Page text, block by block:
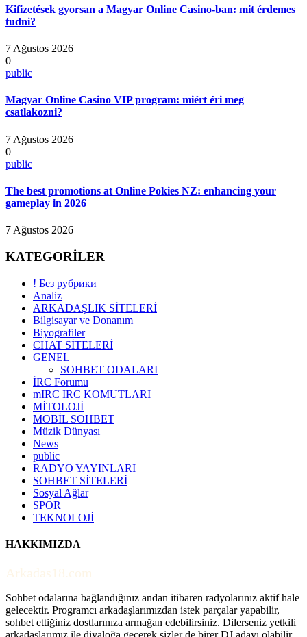
Kifizetések gyorsan a Magyar Online Casino-ban: mit érdemes
tudni?
7 Ağustos 2026
0
public
Magyar Online Casino VIP program: miért éri meg
csatlakozni?
7 Ağustos 2026
0
public
The best promotions at Online Pokies NZ: enhancing your
gameplay in 2026
7 Ağustos 2026
KATEGORİLER
! Без рубрики
Analiz
ARKADAŞLIK SİTELERİ
Bilgisayar ve Donanım
Biyografiler
CHAT SİTELERİ
GENEL
SOHBET ODALARI
İRC Forumu
mIRC IRC KOMUTLARI
MİTOLOJİ
MOBİL SOHBET
Müzik Dünyası
News
public
RADYO YAYINLARI
SOHBET SİTELERİ
Sosyal Ağlar
SPOR
TEKNOLOJİ
HAKKIMIZDA
Arkadas18.com
Sohbet odalarına bağlandığınız andan itibaren radyolarınız aktif hale
gelecektir. Programcı arkadaşlarımızdan istek parçalar yapabilir,
sohbet ettiğiniz dostlarınıza armağan edebilirsiniz. Dilerseniz yetkili